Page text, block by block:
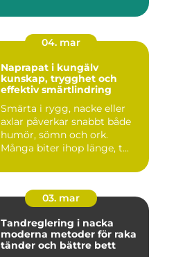
04. mar
Naprapat i kungälv
kunskap, trygghet och
effektiv smärtlindring
Smärta i rygg, nacke eller
axlar påverkar snabbt både
humör, sömn och ork.
Många biter ihop länge, t...
03. mar
Tandreglering i nacka
moderna metoder för raka
tänder och bättre bett